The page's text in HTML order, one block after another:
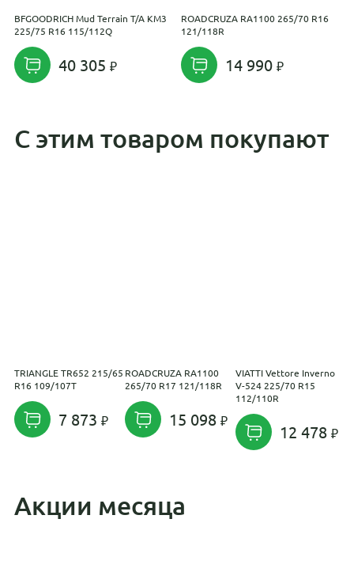
BFGOODRICH Mud Terrain T/A KM3
225/75 R16 115/112Q
40 305
ROADCRUZA RA1100 265/70 R16
121/118R
14 990
С этим товаром покупают
TRIANGLE TR652 215/65
R16 109/107T
7 873
ROADCRUZA RA1100
265/70 R17 121/118R
15 098
VIATTI Vettore Inverno
V-524 225/70 R15
112/110R
12 478
Акции месяца